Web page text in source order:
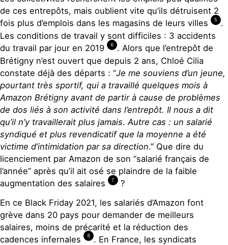
de ces entrepôts, mais oublient vite qu’ils détruisent 2
fois plus d’emplois dans les magasins de leurs villes
5
.
Les conditions de travail y sont difficiles : 3 accidents
du travail par jour en 2019
6
. Alors que l’entrepôt de
Brétigny n’est ouvert que depuis 2 ans, Chloé Cilia
constate déjà des départs : “Je me souviens d’un jeune,
pourtant très sportif, qui a travaillé quelques mois à
Amazon Brétigny avant de partir à cause de problèmes
de dos liés à son activité dans l’entrepôt. Il nous a dit
qu’il n’y travaillerait plus jamais.Autre cas : un salarié
syndiqué et plus revendicatif que la moyenne a été
victime d’intimidation par sa direction.” Que dire du
licenciement par Amazon de son “salarié français de
l’année” après qu’il ait osé se plaindre de la faible
augmentation des salaires
7
?
En ce Black Friday 2021, les salariés d’Amazon font
grève dans 20 pays pour demander de meilleurs
salaires, moins de précarité et la réduction des
cadences infernales
8
. En France, les syndicats